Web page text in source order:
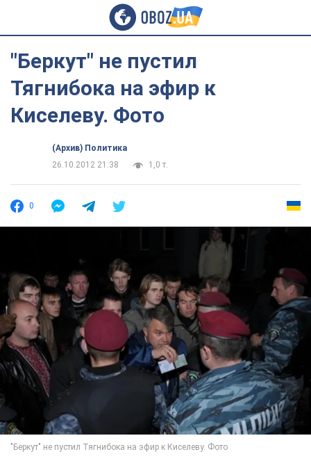
"Беркут" не пустил
Тягнибока на эфир к
Киселеву. Фото
(Архив) Политика
26.10.2012 21:38
1,0 т.
0